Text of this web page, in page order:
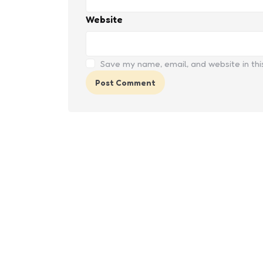
Website
Save my name, email, and website in